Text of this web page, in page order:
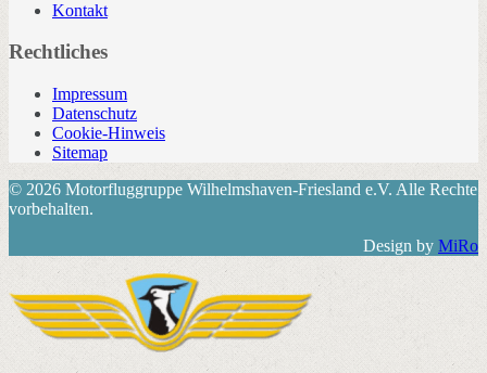
Kontakt
Rechtliches
Impressum
Datenschutz
Cookie-Hinweis
Sitemap
© 2026 Motorfluggruppe Wilhelmshaven-Friesland e.V. Alle Rechte
vorbehalten.
Design by MiRo